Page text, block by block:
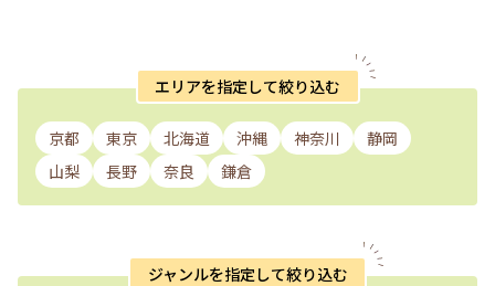
エリアを指定して絞り込む
京都 東京 北海道 沖縄 神奈川
静岡
山梨
長野 奈良 鎌倉
ジャンルを指定して絞り込む